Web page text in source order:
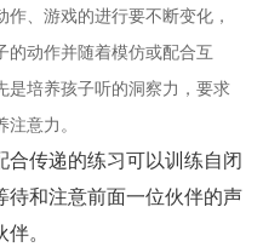
、游戏的进行要不断变化，
的动作并随着模仿或配合互
是培养孩子听的洞察力，要求
意力。
传递的练习可以训练自闭
和注意前面一位伙伴的声
。